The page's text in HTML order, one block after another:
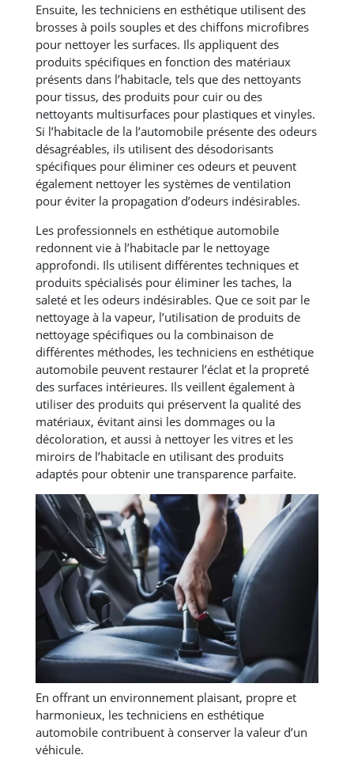
Ensuite, les techniciens en esthétique utilisent des
brosses à poils souples et des chiffons microfibres
pour nettoyer les surfaces. Ils appliquent des
produits spécifiques en fonction des matériaux
présents dans l’habitacle, tels que des nettoyants
pour tissus, des produits pour cuir ou des
nettoyants multisurfaces pour plastiques et vinyles.
Si l’habitacle de la l’automobile présente des odeurs
désagréables, ils utilisent des désodorisants
spécifiques pour éliminer ces odeurs et peuvent
également nettoyer les systèmes de ventilation
pour éviter la propagation d’odeurs indésirables.
Les professionnels en esthétique automobile
redonnent vie à l’habitacle par le nettoyage
approfondi. Ils utilisent différentes techniques et
produits spécialisés pour éliminer les taches, la
saleté et les odeurs indésirables. Que ce soit par le
nettoyage à la vapeur, l’utilisation de produits de
nettoyage spécifiques ou la combinaison de
différentes méthodes, les techniciens en esthétique
automobile peuvent restaurer l’éclat et la propreté
des surfaces intérieures. Ils veillent également à
utiliser des produits qui préservent la qualité des
matériaux, évitant ainsi les dommages ou la
décoloration, et aussi à nettoyer les vitres et les
miroirs de l’habitacle en utilisant des produits
adaptés pour obtenir une transparence parfaite.
En offrant un environnement plaisant, propre et
harmonieux, les techniciens en esthétique
automobile contribuent à conserver la valeur d’un
véhicule.